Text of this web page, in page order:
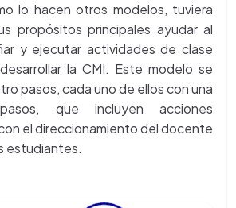
lo hacen otros modelos, tuviera
propósitos principales ayudar al
y ejecutar actividades de clase
la CMI. Este modelo se
pasos, cada uno de ellos con una
que incluyen acciones
el direccionamiento del docente
estudiantes.